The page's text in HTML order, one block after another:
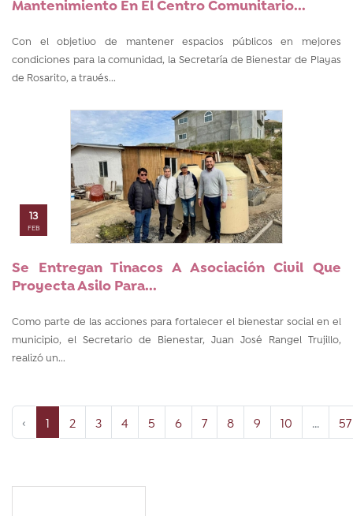
Mantenimiento En El Centro Comunitario...
Con el objetivo de mantener espacios públicos en mejores
condiciones para la comunidad, la Secretaría de Bienestar de Playas
de Rosarito, a través...
13
FEB
Se Entregan Tinacos A Asociación Civil Que
Proyecta Asilo Para...
Como parte de las acciones para fortalecer el bienestar social en el
municipio, el Secretario de Bienestar, Juan José Rangel Trujillo,
realizó un...
‹ 1 2 3 4 5 6 7 8 9 10 57